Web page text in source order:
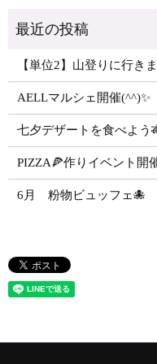
【単位2】山登りに行き
AELLマルシェ開催(^^)✨
七夕デザートを食べよう
PIZZA🍕作りイベント開
6月 粉物ビュッフェ🐙